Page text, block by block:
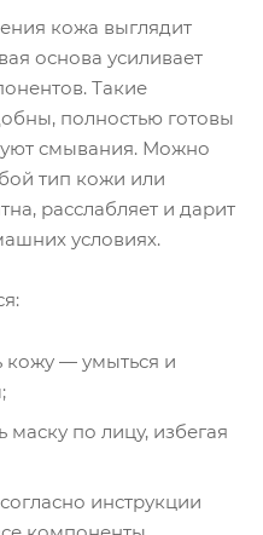
кожа выглядит
основа усиливает
Такие
полностью готовы
смывания. Можно
тип кожи или
расслабляет и дарит
условиях.
кожу — умыться и
маску по лицу, избегая
инструкции